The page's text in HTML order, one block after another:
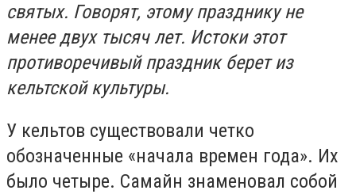
святых. Говорят, этому празднику не
менее двух тысяч лет. Истоки этот
противоречивый праздник берет из
кельтской культуры.
У кельтов существовали четко
обозначенные «начала времен года». Их
было четыре. Самайн знаменовал собой